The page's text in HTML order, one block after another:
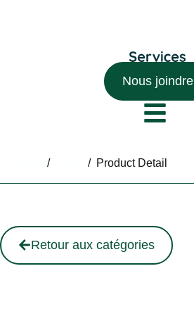
Nous joindre
/ / Product Detail
Retour aux catégories